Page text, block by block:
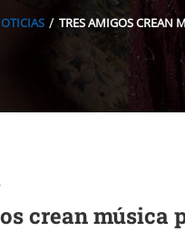
TRES AMIGOS CREAN
crean música